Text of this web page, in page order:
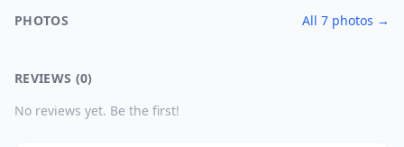
PHOTOS All 7 photos →
REVIEWS (0)
No reviews yet. Be the first!